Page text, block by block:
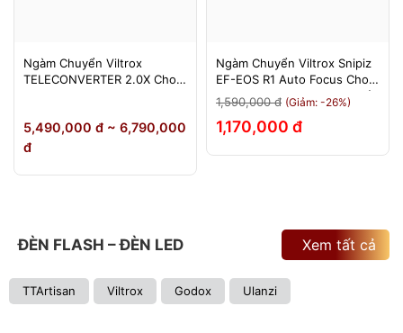
Ngàm Chuyển Viltrox
TELECONVERTER 2.0X Cho
Tháng
5,490,000 đ ~ 6,790,000
đ
Ngàm Chuyển Viltrox Snipiz
EF-EOS R1 Auto Focus Cho
Canon EOS R/RP/R5/R6 - Bảo
Hành 12 Tháng 1 Đổi 1
1,590,000 đ (Giảm: -26%)
1,170,000 đ
ĐÈN FLASH – ĐÈN LED
TTArtisan Viltrox Godox Ulanzi
Xem tất cả